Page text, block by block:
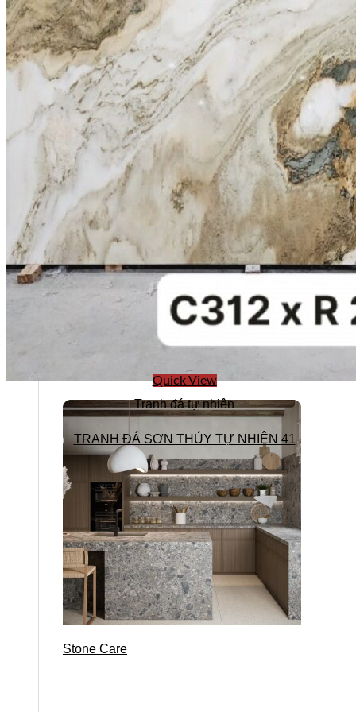
Stone design
Stone Construction
Stone Care
Quick View
Tranh đá tự nhiên
TRANH ĐÁ SƠN THỦY TỰ NHIÊN 41